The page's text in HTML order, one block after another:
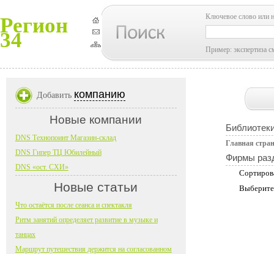
Регион
34
Ключевое слово или
Пример: экспертиза
Главная
Фирмы
Добавить компанию
Новые компании
DNS Технопоинт Магазин-склад
DNS Гипер ТЦ Юбилейный
DNS «ост. СХИ»
Новые статьи
Что остаётся после сеанса и спектакля
Ритм занятий определяет развитие в музыке и
танцах
Маршрут путешествия держится на согласованном